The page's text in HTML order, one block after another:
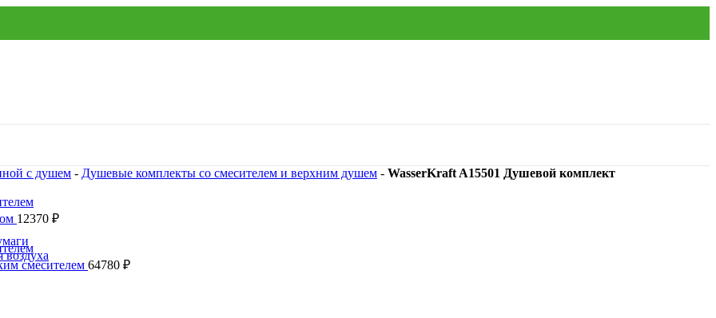
воздуха
с душем - Душевые комплекты со смесителем и верхним душем - WasserKraft A15501 Душевой комплект
12370 ₽
смесителем 64780 ₽